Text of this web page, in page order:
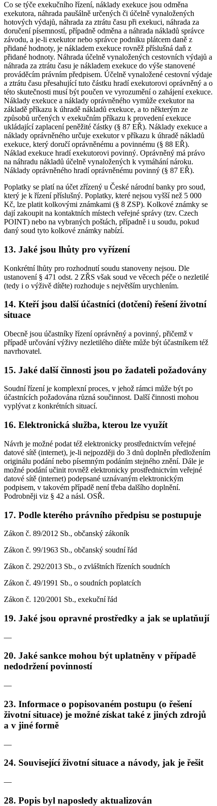
Co se týče exekučního řízení, náklady exekuce jsou odměna
exekutora, náhrada paušálně určených či účelně vynaložených
hotových výdajů, náhrada za ztrátu času při exekuci, náhrada za
doručení písemností, případně odměna a náhrada nákladů správce
závodu, a je-li exekutor nebo správce podniku plátcem daně z
přidané hodnoty, je nákladem exekuce rovněž příslušná daň z
přidané hodnoty. Náhrada účelně vynaložených cestovních výdajů a
náhrada za ztrátu času je nákladem exekuce do výše stanovené
prováděcím právním předpisem. Účelně vynaložené cestovní výdaje
a ztrátu času přesahující tuto částku hradí exekutorovi oprávněný a o
této skutečnosti musí být poučen ve vyrozumění o zahájení exekuce.
Náklady exekuce a náklady oprávněného vymůže exekutor na
základě příkazu k úhradě nákladů exekuce, a to některým ze
způsobů určených v exekučním příkazu k provedení exekuce
ukládající zaplacení peněžité částky (§ 87 EŘ). Náklady exekuce a
náklady oprávněného určuje exekutor v příkazu k úhradě nákladů
exekuce, který doručí oprávněnému a povinnému (§ 88 EŘ).
Náklad exekuce hradí exekutorovi povinný. Oprávněný má právo
na náhradu nákladů účelně vynaložených k vymáhání nároku.
Náklady oprávněného hradí oprávněnému povinný (§ 87 EŘ).
Poplatky se platí na účet zřízený u České národní banky pro soud,
který je k řízení příslušný. Poplatky, které nejsou vyšší než 5 000
Kč, lze platit kolkovými známkami (§ 8 ZSP). Kolkové známky se
dají zakoupit na kontaktních místech veřejné správy (tzv. Czech
POINT) nebo na vybraných poštách, případně i u soudu, pokud
daný soud tyto kolkové známky nabízí.
13. Jaké jsou lhůty pro vyřízení
Konkrétní lhůty pro rozhodnutí soudu stanoveny nejsou. Dle
ustanovení § 471 odst. 2 ZŘS však soud ve věcech péče o nezletilé
(tedy i o výživě dítěte) rozhoduje s největším urychlením.
14. Kteří jsou další účastníci (dotčení) řešení životní
situace
Obecně jsou účastníky řízení oprávněný a povinný, přičemž v
případě určování výživy nezletilého dítěte může být účastníkem též
navrhovatel.
15. Jaké další činnosti jsou po žadateli požadovány
Soudní řízení je komplexní proces, v jehož rámci může být po
účastnících požadována různá součinnost. Další činnosti mohou
vyplývat z konkrétních situací.
16. Elektronická služba, kterou lze využít
Návrh je možné podat též elektronicky prostřednictvím veřejné
datové sítě (internet), je-li nejpozději do 3 dnů doplněn předložením
originálu podání nebo písemným podáním stejného znění. Dále je
možné podání učinit rovněž elektronicky prostřednictvím veřejné
datové sítě (internet) podepsané uznávaným elektronickým
podpisem, v takovém případě není třeba dalšího doplnění.
Podrobněji viz § 42 a násl. OSŘ.
17. Podle kterého právního předpisu se postupuje
Zákon č. 89/2012 Sb., občanský zákoník
Zákon č. 99/1963 Sb., občanský soudní řád
Zákon č. 292/2013 Sb., o zvláštních řízeních soudních
Zákon č. 49/1991 Sb., o soudních poplatcích
Zákon č. 120/2001 Sb., exekuční řád
19. Jaké jsou opravné prostředky a jak se uplatňují
—
20. Jaké sankce mohou být uplatněny v případě
nedodržení povinností
—
23. Informace o popisovaném postupu (o řešení
životní situace) je možné získat také z jiných zdrojů
a v jiné formě
—
24. Související životní situace a návody, jak je řešit
—
28. Popis byl naposledy aktualizován